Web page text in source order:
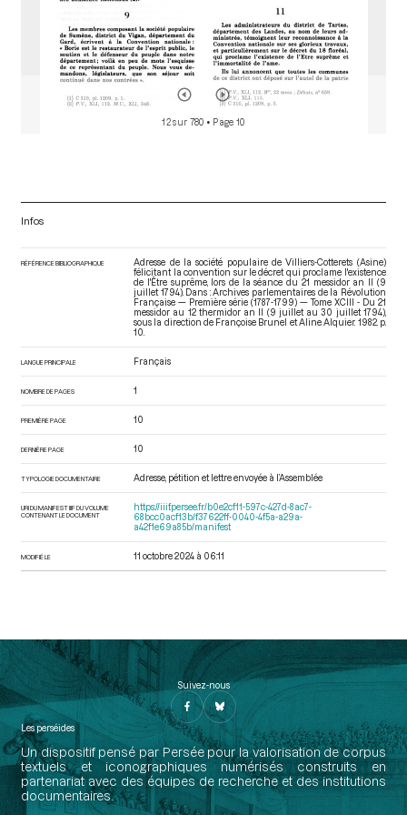
12 sur 780 • Page 10
Infos
RÉFÉRENCE BIBLIOGRAPHIQUE
Adresse de la société populaire de Villiers-Cotterets (Asine)
félicitant la convention sur le décret qui proclame l'existence
de l'Être suprême, lors de la séance du 21 messidor an II (9
juillet 1794). Dans : Archives parlementaires de la Révolution
Française — Première série (1787-1799) — Tome XCIII - Du 21
messidor au 12 thermidor an II (9 juillet au 30 juillet 1794),
sous la direction de Françoise Brunel et Aline Alquier. 1982. p.
10.
LANGUE PRINCIPALE Français
NOMBRE DE PAGES 1
PREMIÈRE PAGE 10
DERNIÈRE PAGE 10
TYPOLOGIE DOCUMENTAIRE Adresse, pétition et lettre envoyée à l’Assemblée
URI DU MANIFEST IIIF DU VOLUME
CONTENANT LE DOCUMENT
https://iiif.persee.fr/b0e2cf11-597c-427d-8ac7-
68bcc0acf13b/f37622ff-0040-4f5a-a29a-
a42f1e69a85b/manifest
MODIFIÉ LE 11 octobre 2024 à 06:11
Suivez-nous
Les perséides
Un dispositif pensé par Persée pour la valorisation de corpus
textuels et iconographiques numérisés construits en
partenariat avec des équipes de recherche et des institutions
documentaires.